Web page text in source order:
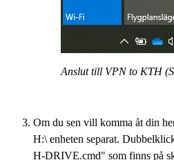
Anslut till VPN to KTH
Om du sen vill komma åt din
H:\ enheten separat.
H-DRIVE.cmd" som finns på